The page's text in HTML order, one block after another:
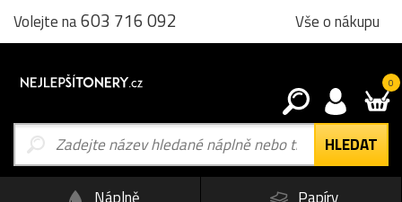
Volejte na603 716 092 Vše o nákupu
0